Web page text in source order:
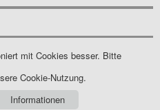
mit Cookies besser. Bitte
Cookie-Nutzung.
Informationen